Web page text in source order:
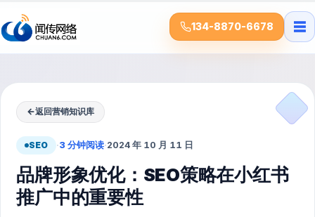
134-8870-6678 ☰
←返回营销知识库
SEO ·3 分钟阅读·2024 年 10 月 11 日
品牌形象优化：SEO策略在小红书
推广中的重要性